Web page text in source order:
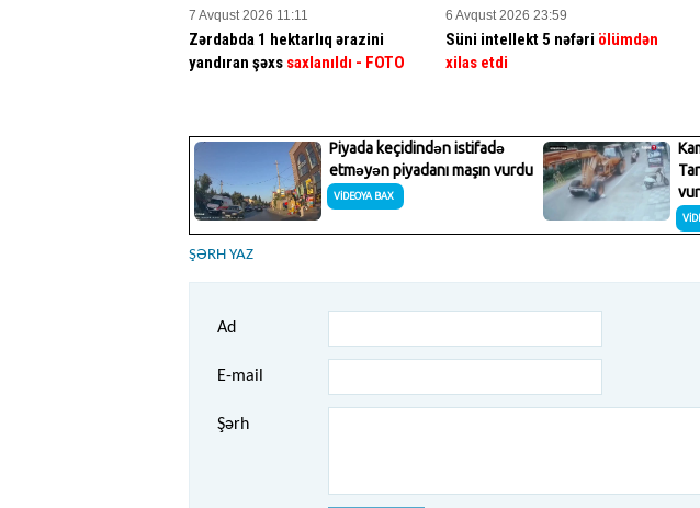
7 Avqust 2026 11:11
Zərdabda 1 hektarlıq ərazini
yandıran şəxs saxlanıldı - FOTO
6 Avqust 2026 23:59
Süni intellekt 5 nəfəri ölümdən
xilas etdi
ŞƏRH YAZ
Ad
E-mail
Şərh